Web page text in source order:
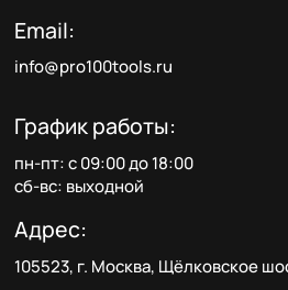
Email:
info@pro100tools.ru
График работы:
пн-пт: с 09:00 до 18:00
сб-вс: выходной
Адрес:
105523, г. Москва, Щёлковское